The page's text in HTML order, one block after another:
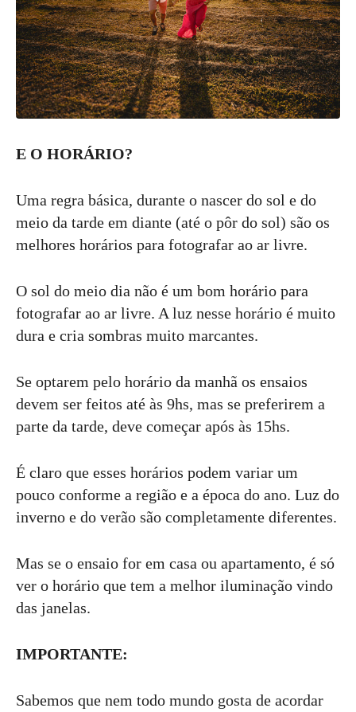
E O HORÁRIO?
Uma regra básica, durante o nascer do sol e do
meio da tarde em diante (até o pôr do sol) são os
melhores horários para fotografar ao ar livre.
O sol do meio dia não é um bom horário para
fotografar ao ar livre. A luz nesse horário é muito
dura e cria sombras muito marcantes.
Se optarem pelo horário da manhã os ensaios
devem ser feitos até às 9hs, mas se preferirem a
parte da tarde, deve começar após às 15hs.
É claro que esses horários podem variar um
pouco conforme a região e a época do ano. Luz do
inverno e do verão são completamente diferentes.
Mas se o ensaio for em casa ou apartamento, é só
ver o horário que tem a melhor iluminação vindo
das janelas.
IMPORTANTE:
Sabemos que nem todo mundo gosta de acordar